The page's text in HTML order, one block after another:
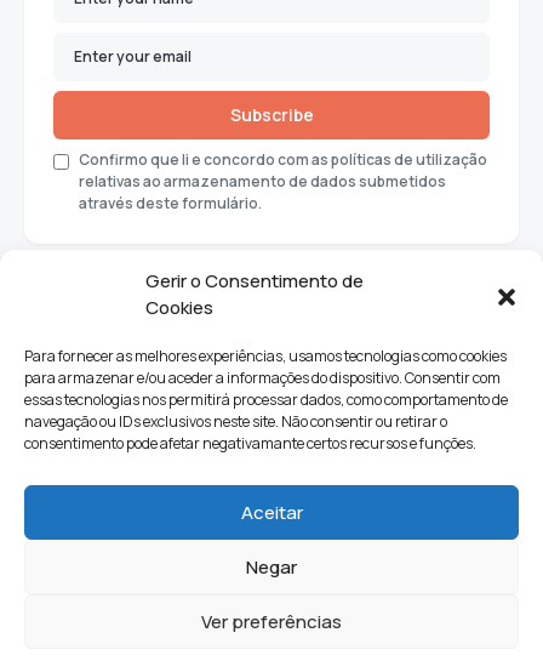
Gerir o Consentimento de
Cookies
Para fornecer as melhores experiências, usamos tecnologias como cookies
para armazenar e/ou aceder a informações do dispositivo. Consentir com
essas tecnologias nos permitirá processar dados, como comportamento de
navegação ou IDs exclusivos neste site. Não consentir ou retirar o
consentimento pode afetar negativamante certos recursos e funções.
Aceitar
Negar
Ver preferências
Subscribe
Confirmo que li e concordo com as políticas de utilização
relativas ao armazenamento de dados submetidos
através deste formulário.
Ciências e Tecnologia
Quem Somos Contactos